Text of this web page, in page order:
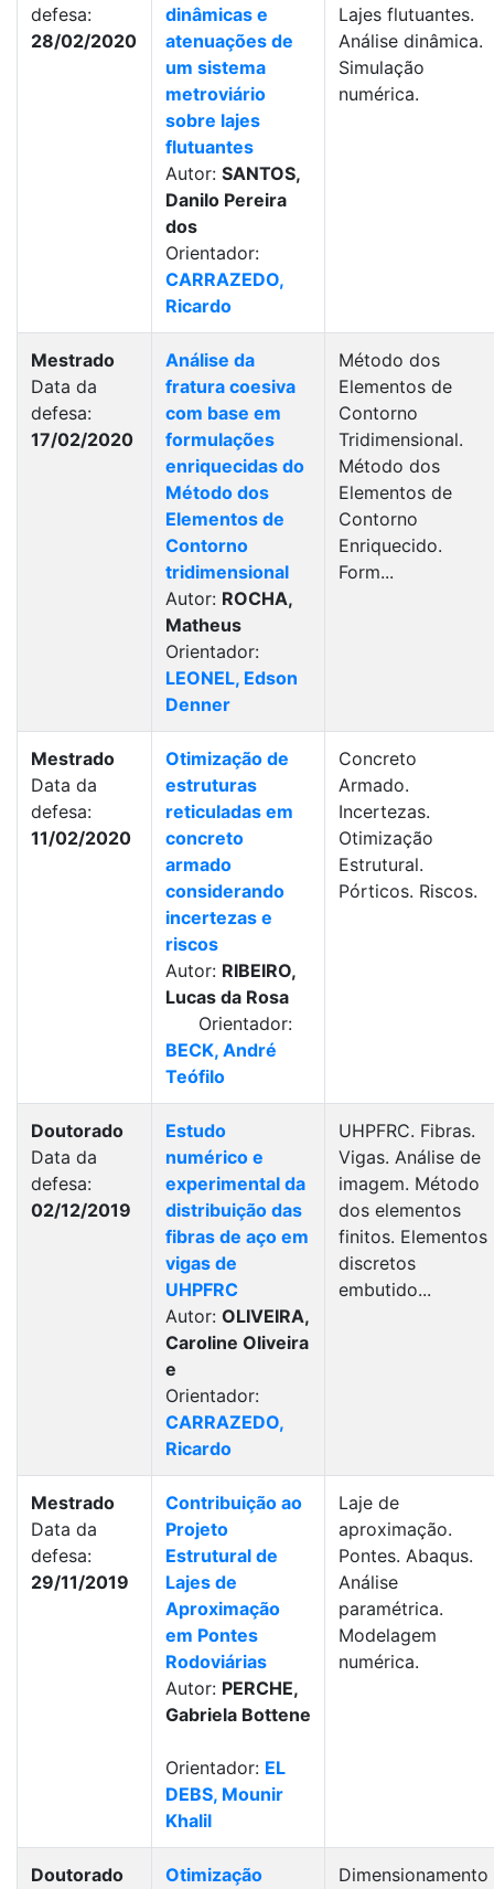
defesa:
28/02/2020
dinâmicas e
atenuações de
um sistema
metroviário
sobre lajes
flutuantes
Autor: SANTOS,
Danilo Pereira
dos
Orientador:
CARRAZEDO,
Ricardo
Lajes flutuantes.
Análise dinâmica.
Simulação
numérica.
Mestrado
Data da
defesa:
17/02/2020
Análise da
fratura coesiva
com base em
formulações
enriquecidas do
Método dos
Elementos de
Contorno
tridimensional
Autor: ROCHA,
Matheus
Orientador:
LEONEL, Edson
Denner
Método dos
Elementos de
Contorno
Tridimensional.
Método dos
Elementos de
Contorno
Enriquecido.
Form...
Mestrado
Data da
defesa:
11/02/2020
Otimização de
estruturas
reticuladas em
concreto
armado
considerando
incertezas e
riscos
Autor: RIBEIRO,
Lucas da Rosa
Orientador:
BECK, André
Teófilo
Concreto
Armado.
Incertezas.
Otimização
Estrutural.
Pórticos. Riscos.
Doutorado
Data da
defesa:
02/12/2019
Estudo
numérico e
experimental da
distribuição das
fibras de aço em
vigas de
UHPFRC
Autor: OLIVEIRA,
Caroline Oliveira
e
Orientador:
CARRAZEDO,
Ricardo
UHPFRC. Fibras.
Vigas. Análise de
imagem. Método
dos elementos
finitos. Elementos
discretos
embutido...
Mestrado
Data da
defesa:
29/11/2019
Contribuição ao
Projeto
Estrutural de
Lajes de
Aproximação
em Pontes
Rodoviárias
Autor: PERCHE,
Gabriela Bottene
Orientador: EL
DEBS, Mounir
Khalil
Laje de
aproximação.
Pontes. Abaqus.
Análise
paramétrica.
Modelagem
numérica.
Doutorado
Otimização
Dimensionamento